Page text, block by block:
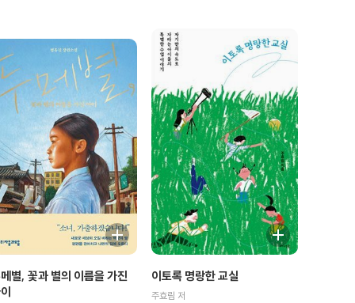
별, 꽃과 별의 이름을 가진
이토록 명랑한 교실
주효림 저